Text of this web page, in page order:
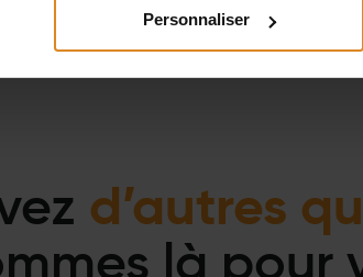
Personnaliser
d’autres
là pour